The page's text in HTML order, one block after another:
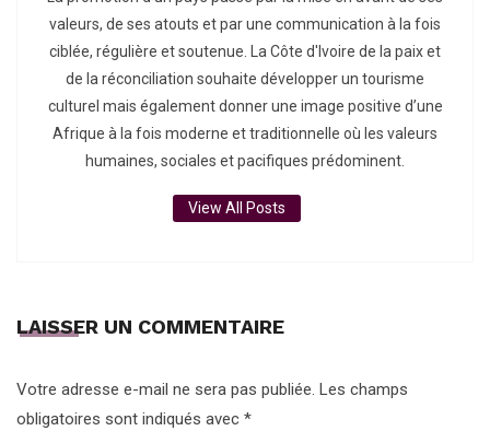
valeurs, de ses atouts et par une communication à la fois
ciblée, régulière et soutenue. La Côte d'Ivoire de la paix et
de la réconciliation souhaite développer un tourisme
culturel mais également donner une image positive d’une
Afrique à la fois moderne et traditionnelle où les valeurs
humaines, sociales et pacifiques prédominent.
View All Posts
LAISSER UN COMMENTAIRE
Votre adresse e-mail ne sera pas publiée. Les champs
obligatoires sont indiqués avec *